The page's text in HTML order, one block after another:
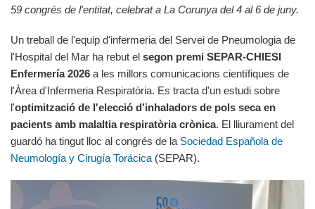
59 congrés de l'entitat, celebrat a La Corunya del 4 al 6 de juny.
Un treball de l'equip d'infermeria del Servei de Pneumologia de
l'Hospital del Mar ha rebut el segon premi SEPAR-CHIESI
Enfermería 2026 a les millors comunicacions científiques de
l'Àrea d'Infermeria Respiratòria. Es tracta d'un estudi sobre
l'optimització de l'elecció d'inhaladors de pols seca en
pacients amb malaltia respiratòria crònica. El lliurament del
guardó ha tingut lloc al congrés de la Sociedad Española de
Neumología y Cirugía Torácica (SEPAR).